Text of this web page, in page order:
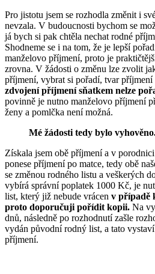
Pro jistotu jsem se rozhodla změnit i
nevzala. V budoucnosti bychom se
já bych si pak chtěla nechat rodné
Shodneme se i na tom, že je lepší
manželovo příjmení, proto je
zrovna. V žádosti o změnu lze zvolit
příjmení, vybrat si pořadí, tvar
zdvojení příjmení sňatkem nelze
povinně je nutno manželovo příjmení
ženy a pomlčka není možná.
Mé žádosti tedy bylo
Získala jsem obě příjmení a v
ponese příjmení po matce, tedy obě
se změnou rodného listu a veškerých
vybírá správní poplatek 1000 Kč, je
list, který již nebude vrácen v případě
proto doporučuji pořídit kopii. Na
dnů, následně po rozhodnutí zašle
vydán původní rodný list, a tato
příjmení.